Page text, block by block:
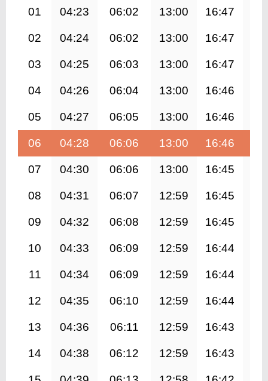
01 04:23 06:02 13:00 16:47
02 04:24 06:02 13:00 16:47
03 04:25 06:03 13:00 16:47
04 04:26 06:04 13:00 16:46
05 04:27 06:05 13:00 16:46
06 04:28 06:06 13:00 16:46
07 04:30 06:06 13:00 16:45
08 04:31 06:07 12:59 16:45
09 04:32 06:08 12:59 16:45
10 04:33 06:09 12:59 16:44
11 04:34 06:09 12:59 16:44
12 04:35 06:10 12:59 16:44
13 04:36 06:11 12:59 16:43
14 04:38 06:12 12:59 16:43